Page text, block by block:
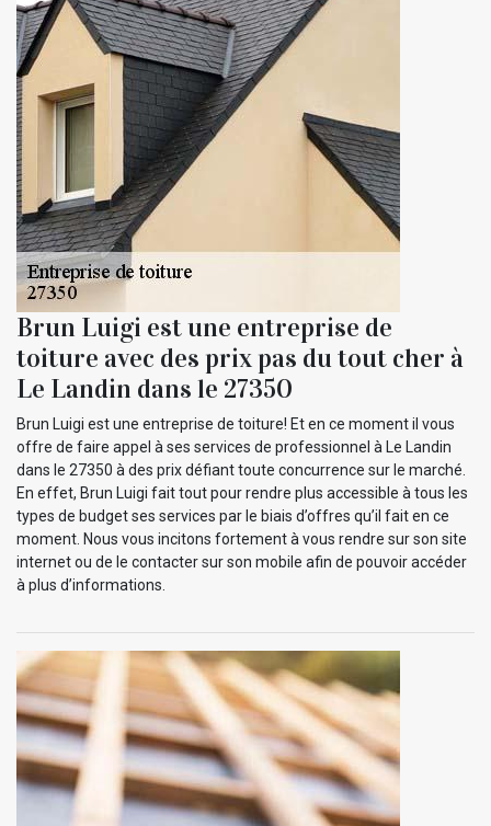
Brun Luigi est une entreprise de
toiture avec des prix pas du tout cher à
Le Landin dans le 27350
Brun Luigi est une entreprise de toiture! Et en ce moment il vous
offre de faire appel à ses services de professionnel à Le Landin
dans le 27350 à des prix défiant toute concurrence sur le marché.
En effet, Brun Luigi fait tout pour rendre plus accessible à tous les
types de budget ses services par le biais d’offres qu’il fait en ce
moment. Nous vous incitons fortement à vous rendre sur son site
internet ou de le contacter sur son mobile afin de pouvoir accéder
à plus d’informations.